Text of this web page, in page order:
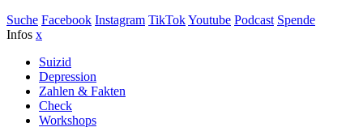
Suche Facebook Instagram TikTokYoutube Podcast Spende
Infos x
Suizid
Depression
Zahlen & Fakten
Check
Workshops